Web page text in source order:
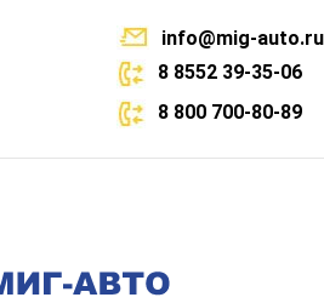
info@mig-auto.ru
8 8552 39-35-06
8 800 700-80-89